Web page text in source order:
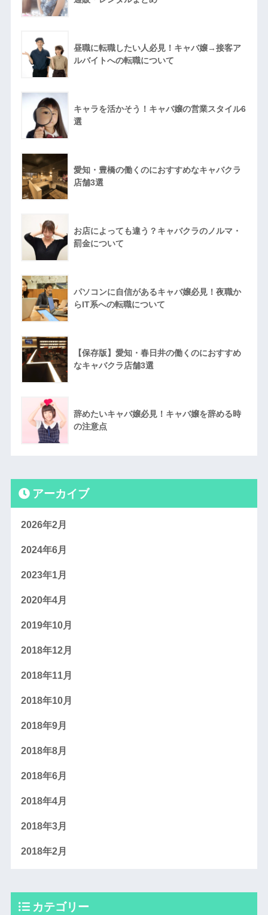
昼職に転職したい人必見！キャバ嬢→接客ア
ルバイトへの転職について
キャラを活かそう！キャバ嬢の営業スタイル6
選
愛知・豊橋の働くのにおすすめなキャバクラ
店舗3選
お店によっても違う？キャバクラのノルマ・
罰金について
パソコンに自信があるキャバ嬢必見！夜職か
らIT系への転職について
【保存版】愛知・春日井の働くのにおすすめ
なキャバクラ店舗3選
辞めたいキャバ嬢必見！キャバ嬢を辞める時
の注意点
アーカイブ
2026年2月
2024年6月
2023年1月
2020年4月
2019年10月
2018年12月
2018年11月
2018年10月
2018年9月
2018年8月
2018年6月
2018年4月
2018年3月
2018年2月
カテゴリー